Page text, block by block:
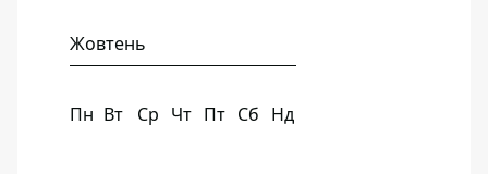
Жовтень
Пн Вт Ср Чт Пт Сб Нд